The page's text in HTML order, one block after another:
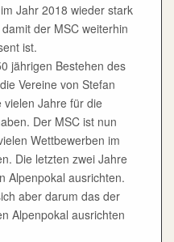
Jahr 2018 wieder stark
der MSC weiterhin
ist.
jährigen Bestehen des
Vereine von Stefan
vielen Jahre für die
Der MSC ist nun
Wettbewerben im
Die letzten zwei Jahre
Alpenpokal ausrichten.
aber darum das der
Alpenpokal ausrichten